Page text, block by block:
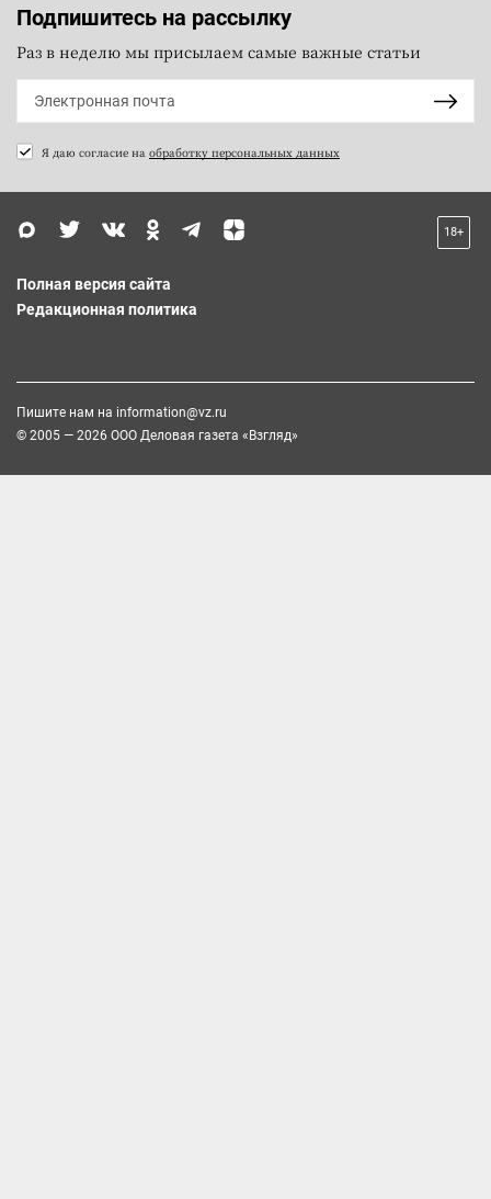
Подпишитесь на рассылку
Раз в неделю мы присылаем самые важные статьи
Я даю согласие на обработку персональных данных
18+
Полная версия сайта
Редакционная политика
Пишите нам на information@vz.ru
© 2005 — 2026 ООО Деловая газета «Взгляд»